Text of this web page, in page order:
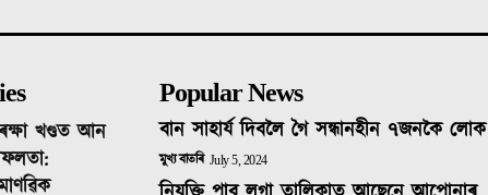
খণ্ডত আন
Popular News
বান সাহাৰ্য দিবলৈ গৈ সন্ধানহীন ৭জনকৈ লোক
মুখ্য বাতৰি July 5, 2024